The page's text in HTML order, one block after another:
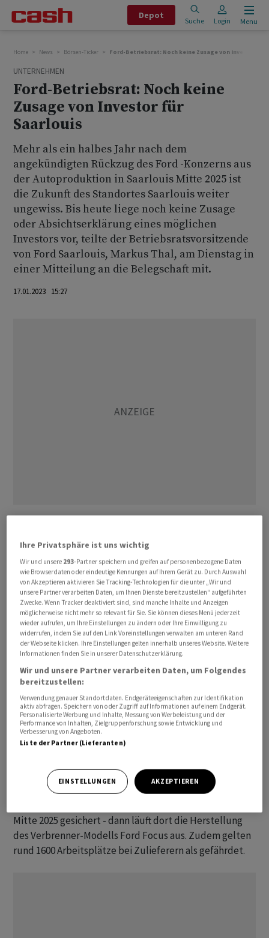
Depot
Suche Login Menu
Home News Börsen-Ticker Ford-Betriebsrat: Noch keine Zusage von Investor für
UNTERNEHMEN
Ford-Betriebsrat: Noch keine
Zusage von Investor für
Saarlouis
Mehr als ein halbes Jahr nach dem
angekündigten Rückzug des Ford -Konzerns aus
der Autoproduktion in Saarlouis Mitte 2025 ist
die Zukunft des Standortes Saarlouis weiter
ungewiss. Bis heute liege noch keine Zusage
oder Absichtserklärung eines möglichen
Investors vor, teilte der Betriebsratsvorsitzende
von Ford Saarlouis, Markus Thal, am Dienstag in
einer Mitteilung an die Belegschaft mit.
17.01.2023 15:27
Werkbesuche fänden statt, Zahlen, Daten, Fakten
würden ausgetauscht. "Auch wir als Betriebsrat reden
mit den Investoren, ebenso die Landesregierung. Es
springen aber auch Interessenten ab", schrieb Thal.
Der Betriebsrat kämpfe dafür, dass Ford mehr als die
bisher zugesagten 500 bis 700 Arbeitsplätze ab Mitte
2025 in Saarlouis ansiedele. "Egal über welches Szenario
wir sprechen, wir werden dieses Ford Europa
Management nicht aus der Verantwortung lassen", hiess
es in der Mitteilung. "Wir rechnen mit einem weiteren
intensiven 1. Halbjahr 2023."
Ende Juni 2022 hatte der US-Autobauer
Elektroautos künftig in Valencia und nicht im Saarland
gebaut werden sollen. Damit ist der Standort in
Mitte 2025 gesichert - dann läuft dort die Herstellung
des Verbrenner-Modells Ford Focus aus. Zudem gelten
rund 1600 Arbeitsplätze bei Zulieferern als gefährdet.
Ihre Privatsphäre ist uns wichtig
Wir und unsere 293-Partner speichern und greifen auf personenbezogene Daten
wie Browserdaten oder eindeutige Kennungen auf Ihrem Gerät zu. Durch Auswahl
von Akzeptieren aktivieren Sie Tracking-Technologien für die unter „Wir und
unsere Partner verarbeiten Daten, um Ihnen Dienste bereitzustellen“ aufgeführten
Zwecke. Wenn Tracker deaktiviert sind, sind manche Inhalte und Anzeigen
möglicherweise nicht mehr so relevant für Sie. Sie können dieses Menü jederzeit
wieder aufrufen, um Ihre Einstellungen zu ändern oder Ihre Einwilligung zu
widerrufen, indem Sie auf den Link Voreinstellungen verwalten am unteren Rand
der Webseite klicken. Ihre Einstellungen gelten innerhalb unseres Website. Weitere
Informationen finden Sie in unserer Datenschutzerklärung.
Wir und unsere Partner verarbeiten Daten, um Folgendes
bereitzustellen:
Verwendung genauer Standortdaten. Endgeräteeigenschaften zur Identifikation
aktiv abfragen. Speichern von oder Zugriff auf Informationen auf einem Endgerät.
Personalisierte Werbung und Inhalte, Messung von Werbeleistung und der
Performance von Inhalten, Zielgruppenforschung sowie Entwicklung und
Verbesserung von Angeboten.
Liste der Partner (Lieferanten)
EINSTELLUNGEN AKZEPTIEREN